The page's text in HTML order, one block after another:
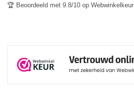
🏆 Beoordeeld met 9.8/10 op Webwinkelkeur